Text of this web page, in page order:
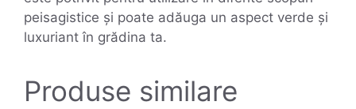
peisagistice și poate adăuga un aspect verde și
luxuriant în grădina ta.
Produse similare